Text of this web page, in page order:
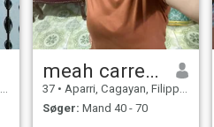
meah carreon
37 • Aparri, Cagayan, Filippinerne
Søger: Mand 40 - 70